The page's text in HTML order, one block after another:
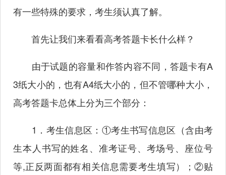
有一些特殊的要求，考生须认真了解。
首先让我们来看看高考答题卡长什么样？
由于试题的容量和作答内容不同，答题卡有A
3纸大小的，也有A4纸大小的，但不管哪种大小，
高考答题卡总体上分为三个部分：
1．考生信息区：①考生书写信息区（含由考
生本人书写的姓名、准考证号、考场号、座位号
等,正反两面都有相关信息需要考生填写）；②贴